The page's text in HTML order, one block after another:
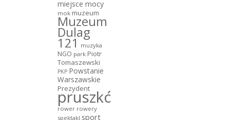
miejsce mocy
mok muzeum
Muzeum
Dulag
121 muzyka
NGO park Piotr
Tomaszewski
PKP Powstanie
Warszawskie
Prezydent
pruszków
rower rowery
spektakl sport